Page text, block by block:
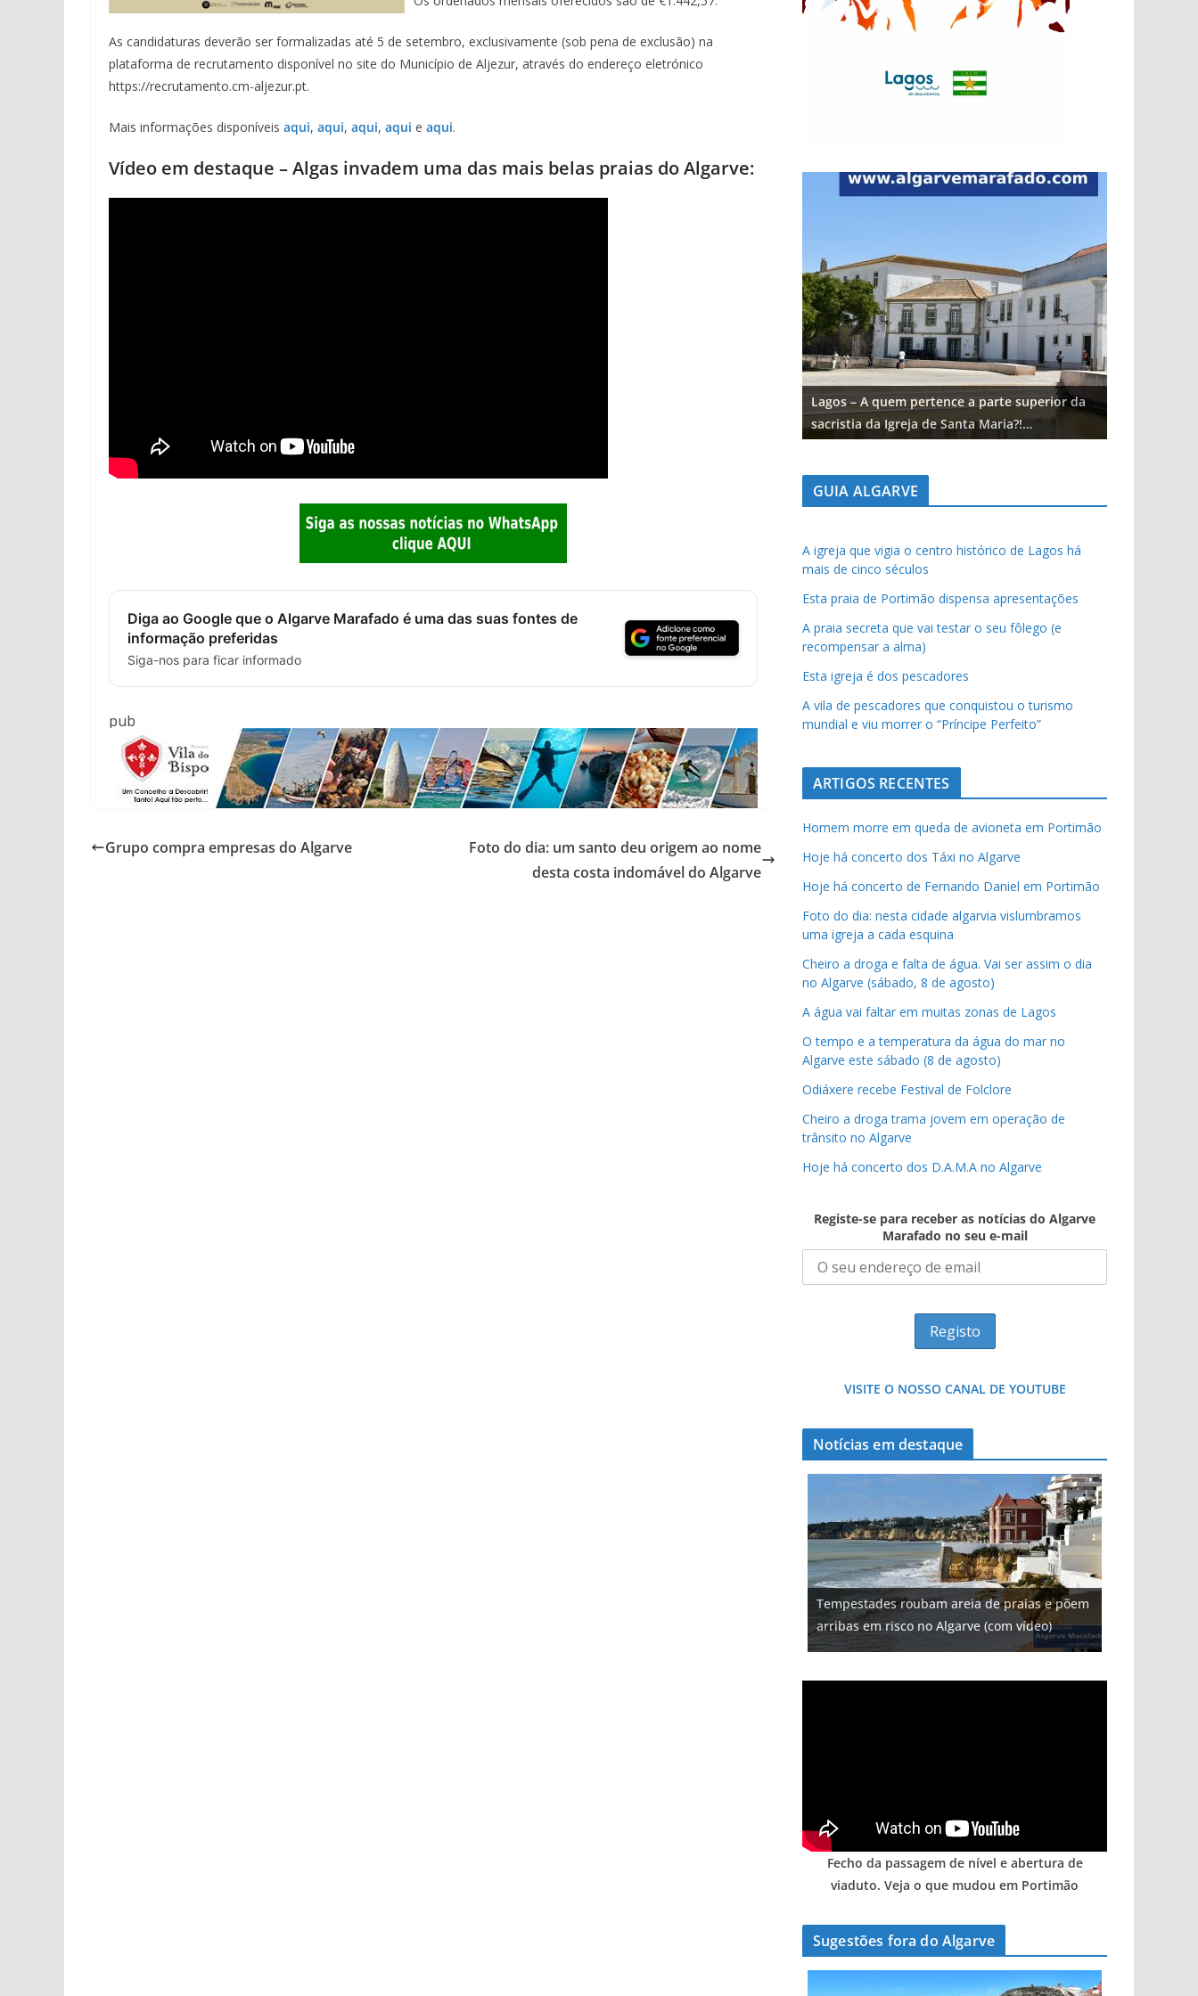
As candidaturas deverão ser formalizadas até 5 de setembro, exclusivamente (sob pena de exclusão) na
plataforma de recrutamento disponível no site do Município de Aljezur, através do endereço eletrónico
https://recrutamento.cm-aljezur.pt.
Mais informações disponíveis aqui, aqui, aqui, aqui e aqui.
Vídeo em destaque – Algas invadem uma das mais belas praias do Algarve:
Diga ao Google que o Algarve Marafado é uma das suas fontes de
informação preferidas
Siga-nos para ficar informado
pub
Grupo compra empresas do Algarve
Foto do dia: um santo deu origem ao nome
desta costa indomável do Algarve
Lagos – A quem pertence a parte superior da
sacristia da Igreja de Santa Maria?!…
GUIA ALGARVE
A igreja que vigia o centro histórico de Lagos há
mais de cinco séculos
Esta praia de Portimão dispensa apresentações
A praia secreta que vai testar o seu fôlego (e
recompensar a alma)
Esta igreja é dos pescadores
A vila de pescadores que conquistou o turismo
mundial e viu morrer o “Príncipe Perfeito”
ARTIGOS RECENTES
Homem morre em queda de avioneta em Portimão
Hoje há concerto dos Táxi no Algarve
Hoje há concerto de Fernando Daniel em Portimão
Foto do dia: nesta cidade algarvia vislumbramos
uma igreja a cada esquina
Cheiro a droga e falta de água. Vai ser assim o dia
no Algarve (sábado, 8 de agosto)
A água vai faltar em muitas zonas de Lagos
O tempo e a temperatura da água do mar no
Algarve este sábado (8 de agosto)
Odiáxere recebe Festival de Folclore
Cheiro a droga trama jovem em operação de
trânsito no Algarve
Hoje há concerto dos D.A.M.A no Algarve
Registe-se para receber as notícias do Algarve
Marafado no seu e-mail
VISITE O NOSSO CANAL DE YOUTUBE
Notícias em destaque
Tempestades roubam areia de praias e põem
arribas em risco no Algarve (com vídeo)
Foto do dia: uma cidade algarvia que cresceu
entre redes e fábricas
Milagre da água. Fontes emblemáticas do
Algarve voltam a ter vida (com vídeo)
Projeto milionário: investimento de 108
milhões de euros na construção de dois
hotéis (com vídeo)
Tapas do mar a 3 euros cada. Nova rota
gastronómica nasce no Algarve
Fecho da passagem de nível e abertura de
viaduto. Veja o que mudou em Portimão
Sugestões fora do Algarve